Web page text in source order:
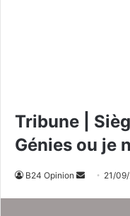
Tribune |
Génies ou je
B24 Opinion 21/